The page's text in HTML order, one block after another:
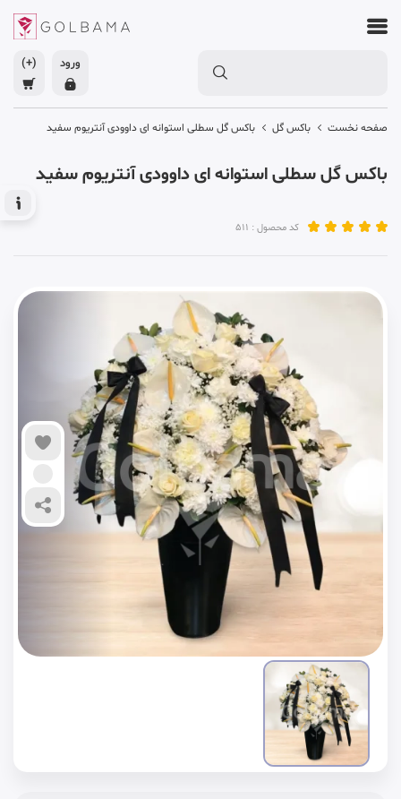
ورود (+)
صفحه نخست باکس گل باکس گل سطلی استوانه ای داوودی آنتریوم سفید
باکس گل سطلی استوانه ای داوودی آنتریوم سفید
کد محصول : 511